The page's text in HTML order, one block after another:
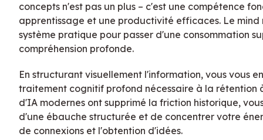
concepts n'est pas un plus – c'est une compétence
apprentissage et une productivité efficaces. Le
système pratique pour passer d'une consommation
compréhension profonde.
En structurant visuellement l'information, vous vous
traitement cognitif profond nécessaire à la rétention
d'IA modernes ont supprimé la friction historique,
d'une ébauche structurée et de concentrer votre
de connexions et l'obtention d'idées.